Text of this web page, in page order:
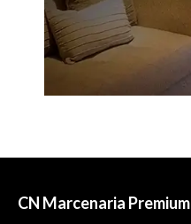
CN Marcenaria Premium